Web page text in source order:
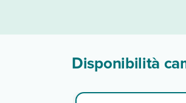
Disponibilità